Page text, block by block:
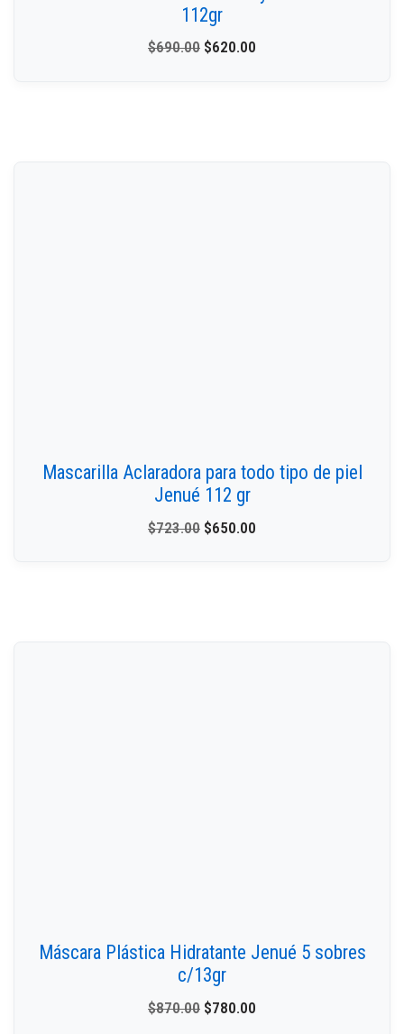
112gr
$690.00 $620.00
Mascarilla Aclaradora para todo tipo de piel
Jenué 112 gr
$723.00 $650.00
Máscara Plástica Hidratante Jenué 5 sobres
c/13gr
$870.00 $780.00